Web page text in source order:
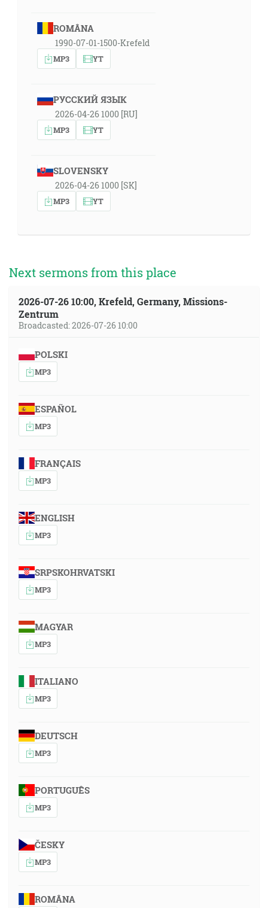
ROMÂNA
1990-07-01-1500-Krefeld
MP3 YT
РУССКИЙ ЯЗЫК
2026-04-26 1000 [RU]
MP3 YT
SLOVENSKY
2026-04-26 1000 [SK]
MP3 YT
Next sermons from this place
2026-07-26 10:00, Krefeld, Germany, Missions-
Zentrum
Broadcasted: 2026-07-26 10:00
POLSKI
MP3
ESPAÑOL
MP3
FRANÇAIS
MP3
ENGLISH
MP3
SRPSKOHRVATSKI
MP3
MAGYAR
MP3
ITALIANO
MP3
DEUTSCH
MP3
PORTUGUÊS
MP3
ČESKY
MP3
ROMÂNA